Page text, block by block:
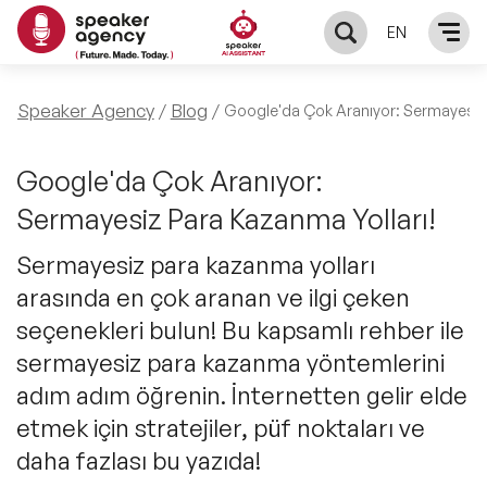
EN
KONUŞMACILAR
Yerel Konuşmacılar
Global Konuşmacılar
Exclusive Konuşmacılar
Tüm Konuşmacılar
KONULAR
Öne Çıkan Konular
Exclusive Konuşmacılarımız
Ünlü Konuşmacılar
İlham Veren Konuşmacılar
İlham Veren Kadın Konuşmacılar
ÇÖZÜMLER
Keynote & Konuşma
Master Class Workshop
Akış Sunumu & Moderasyon
INFLUENCER
HAKKIMIZDA
Biz Kimiz?
BLOG
Speaker Agency Blog Google'da Çok Aranıyor: Sermayesiz
Google'da Çok Aranıyor:
Sermayesiz Para Kazanma Yolları!
Sermayesiz para kazanma yolları
arasında en çok aranan ve ilgi çeken
seçenekleri bulun! Bu kapsamlı rehber ile
sermayesiz para kazanma yöntemlerini
adım adım öğrenin. İnternetten gelir elde
etmek için stratejiler, püf noktaları ve
daha fazlası bu yazıda!